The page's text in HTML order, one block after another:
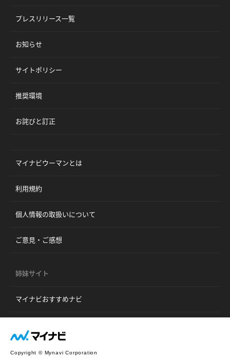
プレスリリース一覧
お知らせ
サイトポリシー
推奨環境
お詫びと訂正
マイナビウーマンとは
利用規約
個人情報の取扱いについて
ご意見・ご感想
姉妹サイト
マイナビおすすめナビ
Copyright © Mynavi Corporation